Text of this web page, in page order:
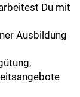
Du mit
Ausbildung